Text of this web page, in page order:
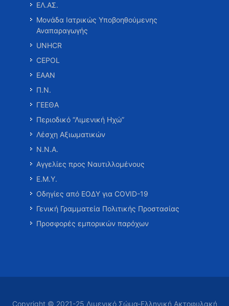
ΕΛ.ΑΣ.
Μονάδα Ιατρικώς Υποβοηθούμενης
Αναπαραγωγής
UNHCR
CEPOL
ΕΑΑΝ
Π.Ν.
ΓΕΕΘΑ
Περιοδικό “Λιμενική Ηχώ”
Λέσχη Αξιωματικών
Ν.Ν.Α.
Αγγελίες προς Ναυτιλλομένους
Ε.Μ.Υ.
Οδηγίες από ΕΟΔΥ για COVID-19
Γενική Γραμματεία Πολιτικής Προστασίας
Προσφορές εμπορικών παρόχων
Copyright © 2021-25 Λιμενικό Σώμα-Ελληνική Ακτοφυλακή